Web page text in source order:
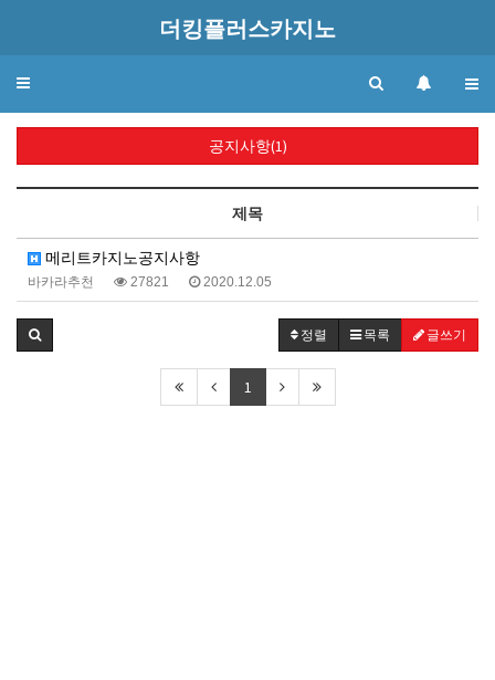
더킹플러스카지노
Toggle
공지사항(1)
제목
메리트카지노공지사항
바카라추천 27821 2020.12.05
정렬 목록 글쓰기
1